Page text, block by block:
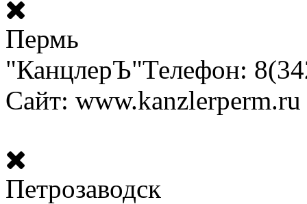
Пермь
"КанцлерЪ"Телефон:
Сайт: www.kanzlerperm.ru
Петрозаводск